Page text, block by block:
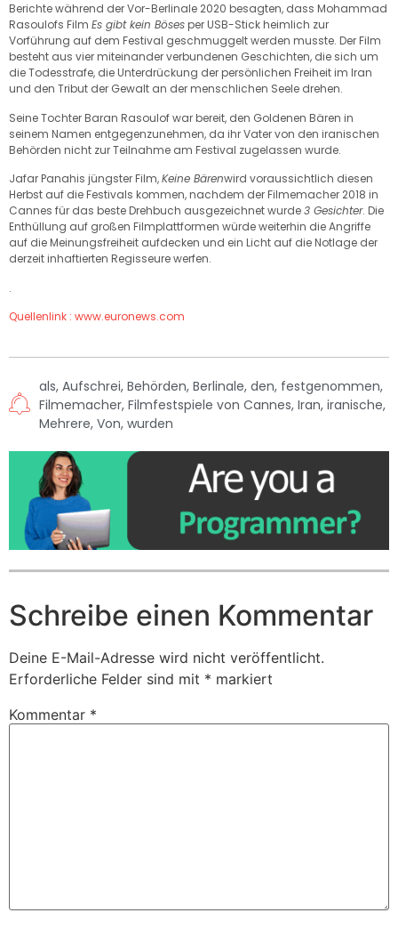
Berichte während der Vor-Berlinale 2020 besagten, dass Mohammad
Rasoulofs Film Es gibt kein Bösesper USB-Stick heimlich zur
Vorführung auf dem Festival geschmuggelt werden musste. Der Film
besteht aus vier miteinander verbundenen Geschichten, die sich um
die Todesstrafe, die Unterdrückung der persönlichen Freiheit im Iran
und den Tribut der Gewalt an der menschlichen Seele drehen.
Seine Tochter Baran Rasoulof war bereit, den Goldenen Bären in
seinem Namen entgegenzunehmen, da ihr Vater von den iranischen
Behörden nicht zur Teilnahme am Festival zugelassen wurde.
Jafar Panahis jüngster Film,Keine Bärenwird voraussichtlich diesen
Herbst auf die Festivals kommen, nachdem der Filmemacher 2018 in
Cannes für das beste Drehbuch ausgezeichnet wurde3 Gesichter. Die
Enthüllung auf großen Filmplattformen würde weiterhin die Angriffe
auf die Meinungsfreiheit aufdecken und ein Licht auf die Notlage der
derzeit inhaftierten Regisseure werfen.
.
Quellenlink : www.euronews.com
als, Aufschrei, Behörden, Berlinale, den, festgenommen,
Filmemacher, Filmfestspiele von Cannes, Iran, iranische,
Mehrere, Von, wurden
Schreibe einen Kommentar
Deine E-Mail-Adresse wird nicht veröffentlicht.
Erforderliche Felder sind mit * markiert
Kommentar *